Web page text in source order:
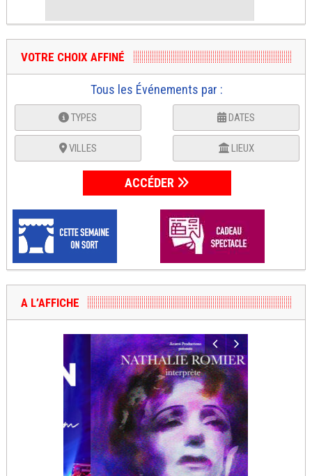
VOTRE CHOIX AFFINÉ
Tous les Événements par :
TYPES DATES
VILLES LIEUX
ACCÉDER
A L’AFFICHE